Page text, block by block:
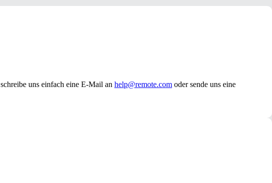
uns einfach eine E-Mail an help@remote.com oder sende uns eine